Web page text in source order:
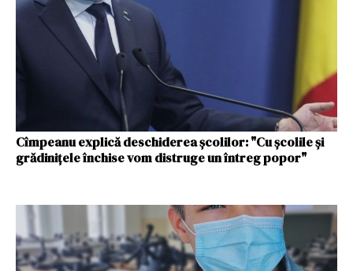
Cîmpeanu explică deschiderea școlilor: "Cu școlile și
grădinițele închise vom distruge un întreg popor"